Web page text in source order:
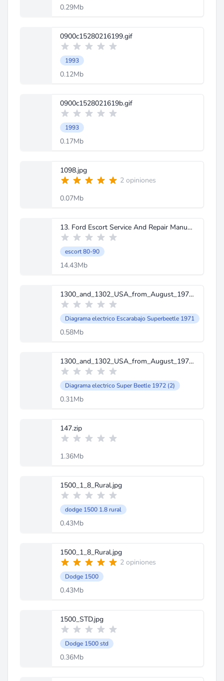
0.29Mb
0900c15280216199.gif
1993
0.12Mb
0900c1528021619b.gif
1993
0.17Mb
1098.jpg
2 opiniones
0.07Mb
13. Ford Escort Service And Repair Manual-ingles.pdf
escort 80-90
14.43Mb
1300_and_1302_USA_from_August_1971-1.jpg
Diagrama electrico Escarabajo Superbeetle 1971
0.58Mb
1300_and_1302_USA_from_August_1971-2.jpg
Diagrama electrico Super Beetle 1972 (2)
0.31Mb
147.zip
1.36Mb
1500_1_8_Rural.jpg
dodge 1500 1.8 rural
0.43Mb
1500_1_8_Rural.jpg
2 opiniones
Dodge 1500
0.43Mb
1500_STD.jpg
Dodge 1500 std
0.36Mb